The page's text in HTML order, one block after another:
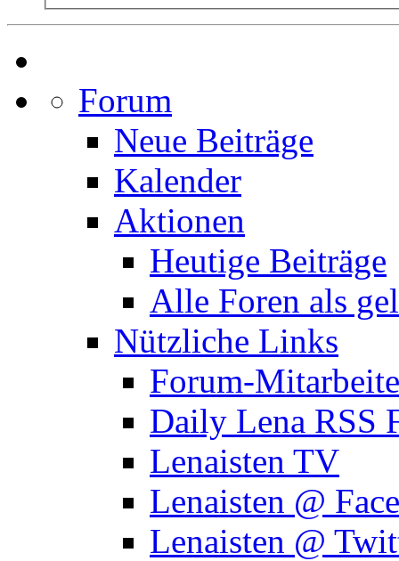
Forum
Neue Beiträge
Kalender
Aktionen
Heutige Beiträge
Alle Foren als
Nützliche Links
Forum-
Daily Lena RSS
Lenaisten TV
Lenaisten @
Lenaisten @